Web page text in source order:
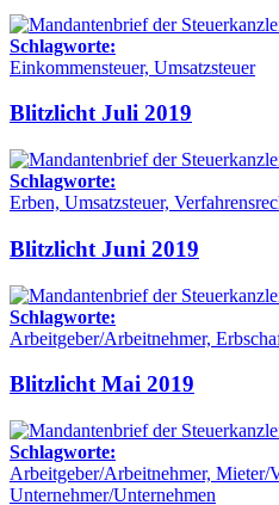
Schlagworte:
Einkommensteuer, Umsatzsteuer
Blitzlicht Juli 2019
Schlagworte:
Erben, Umsatzsteuer,
Blitzlicht Juni 2019
Schlagworte:
Arbeitgeber/Arbeitnehmer,
Blitzlicht Mai 2019
Schlagworte:
Arbeitgeber/Arbeitnehmer, Mieter/
Unternehmer/Unternehmen